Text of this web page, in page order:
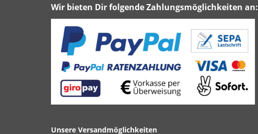
Wir bieten Dir folgende Zahlungsmöglichkeiten an:
Unsere Versandmöglichkeiten